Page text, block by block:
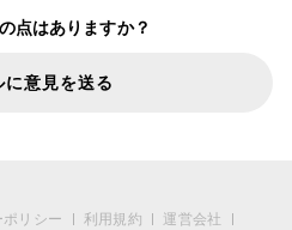
点はありますか？
に意見を送る
リシー 利用規約 運営会社